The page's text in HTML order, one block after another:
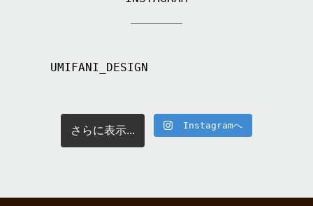
UMIFANI_DESIGN
さらに表示... Instagramへ